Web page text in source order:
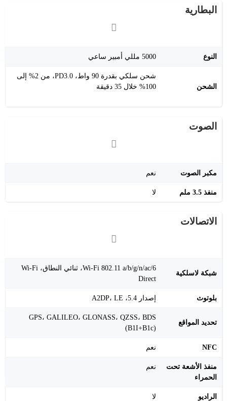
البطارية
النوع 5000 مللي أمبير ساعي
الشحن
شحن سلكي بقدرة 90 واط، PD3.0، من 2% إلى
100% خلال 35 دقيقة
الصوت
مكبر الصوت نعم
منفذ 3.5 ملم لا
الاتصالات
شبكة لاسلكية
Wi-Fi 802.11 a/b/g/n/ac/6، ثنائي النطاق، Wi-Fi
Direct
بلوتوث إصدار 5.4، A2DP، LE
تحديد المواقع
GPS، GALILEO، GLONASS، QZSS، BDS
(B1I+B1c)
NFC نعم
منفذ الأشعة تحت
الحمراء
نعم
الراديو لا